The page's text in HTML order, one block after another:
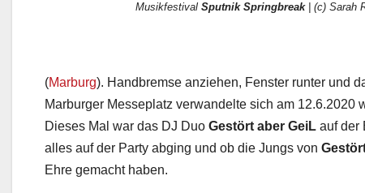
MusikfestivalSputnik Springbreak| (c) Sarah
(Marburg). Handbremse anziehen, Fenster runter und
Marburger Messeplatz verwandelte sich am 12.6.2020
Dieses Mal war das DJ Duo Gestört aber GeiL auf der
alles auf der Party abging und ob die Jungs von
Ehre gemacht haben.